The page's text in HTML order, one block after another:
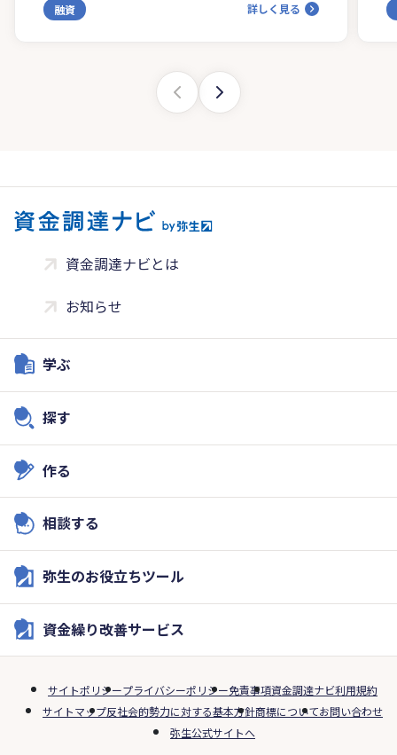
融資 詳しく見る
資金調達ナビとは
お知らせ
学ぶ
探す
作る
相談する
弥生のお役立ちツール
資金繰り改善サービス
サイトポリシープライバシーポリシー免責事項資金調達ナビ利用規約
サイトマップ反社会的勢力に対する基本方針商標についてお問い合わせ
弥生公式サイトへ